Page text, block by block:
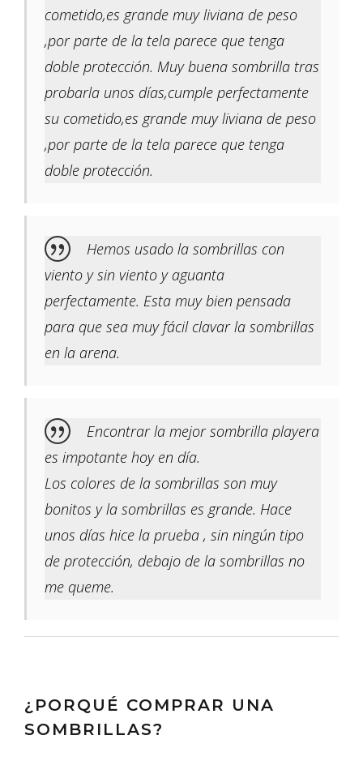
cometido,es grande muy liviana de peso
,por parte de la tela parece que tenga
doble protección. Muy buena sombrilla tras
probarla unos días,cumple perfectamente
su cometido,es grande muy liviana de peso
,por parte de la tela parece que tenga
doble protección.
Hemos usado la sombrillas con
viento y sin viento y aguanta
perfectamente. Esta muy bien pensada
para que sea muy fácil clavar la sombrillas
en la arena.
Encontrar la mejor sombrilla playera
es impotante hoy en día.
Los colores de la sombrillas son muy
bonitos y la sombrillas es grande. Hace
unos días hice la prueba , sin ningún tipo
de protección, debajo de la sombrillas no
me queme.
¿PORQUÉ COMPRAR UNA
SOMBRILLAS?